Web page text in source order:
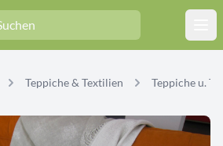
Teppiche & Textilien Teppiche u.